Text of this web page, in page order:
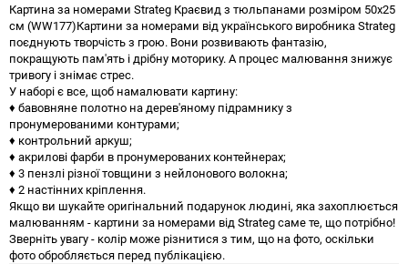
Картина за номерами Strateg Краєвид з тюльпанами розміром 50х25
см (WW177)Картини за номерами від українського виробника Strateg
поєднують творчість з грою. Вони розвивають фантазію,
покращують пам'ять і дрібну моторику. А процес малювання знижує
тривогу і знімає стрес.
У наборі є все, щоб намалювати картину:
♦ бавовняне полотно на дерев'яному підрамнику з
пронумерованими контурами;
♦ контрольний аркуш;
♦ акрилові фарби в пронумерованих контейнерах;
♦ 3 пензлі різної товщини з нейлонового волокна;
♦ 2 настінних кріплення.
Якщо ви шукайте оригінальний подарунок людині, яка захоплюється
малюванням - картини за номерами від Strateg саме те, що потрібно!
Зверніть увагу - колір може різнитися з тим, що на фото, оскільки
фото обробляється перед публікацією.